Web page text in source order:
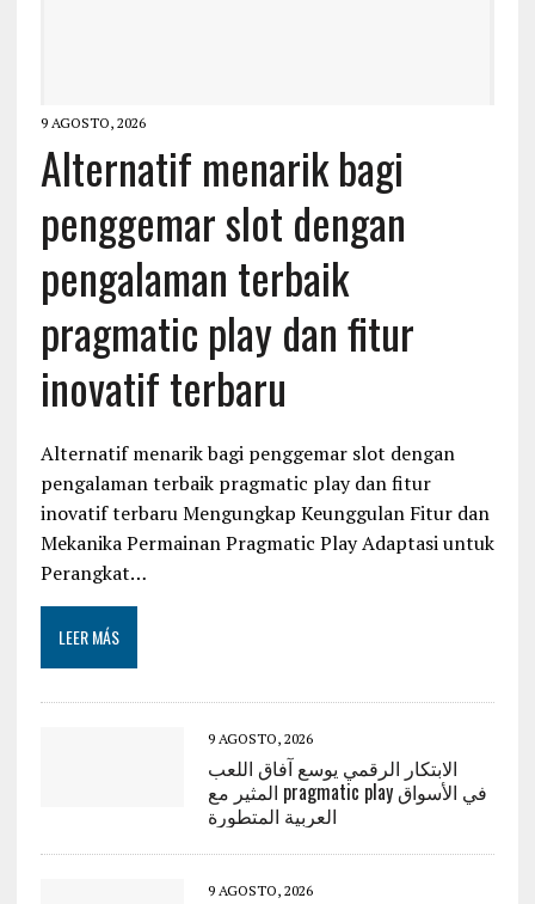
9 AGOSTO, 2026
Alternatif menarik bagi
penggemar slot dengan
pengalaman terbaik
pragmatic play dan fitur
inovatif terbaru
Alternatif menarik bagi penggemar slot dengan
pengalaman terbaik pragmatic play dan fitur
inovatif terbaru Mengungkap Keunggulan Fitur dan
Mekanika Permainan Pragmatic Play Adaptasi untuk
Perangkat…
LEER MÁS
9 AGOSTO, 2026
الابتكار الرقمي يوسع آفاق اللعب
المثير مع pragmatic play في الأسواق
العربية المتطورة
9 AGOSTO, 2026